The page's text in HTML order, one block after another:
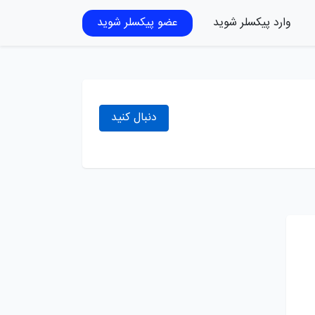
وارد پیکسلر شوید عضو پیکسلر شوید
دنبال کنید